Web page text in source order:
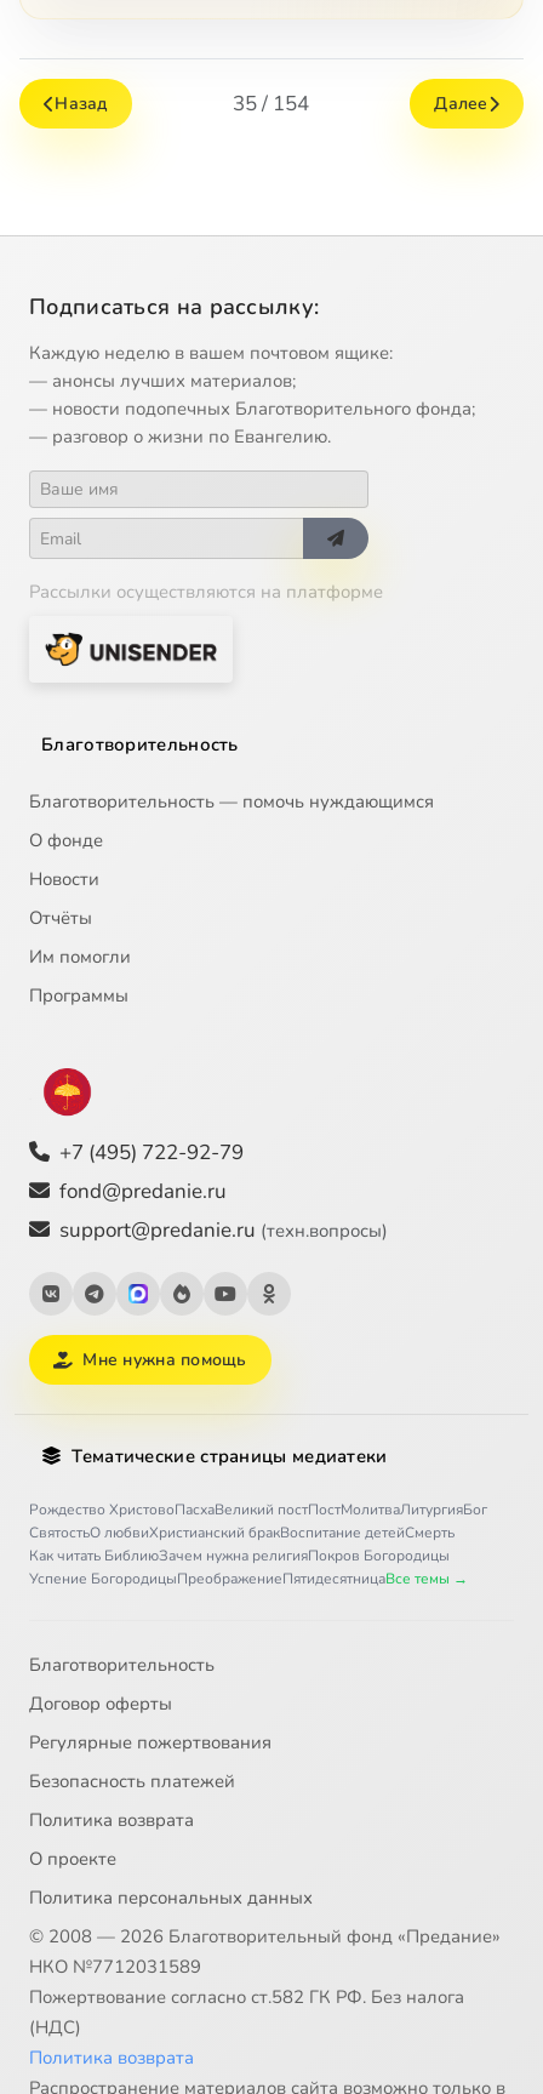
Назад 35 / 154 Далее
Подписаться на рассылку:
Каждую неделю в вашем почтовом ящике:
— анонсы лучших материалов;
— новости подопечных Благотворительного фонда;
— разговор о жизни по Евангелию.
Рассылки осуществляются на платформе
Благотворительность
Благотворительность — помочь нуждающимся
О фонде
Новости
Отчёты
Им помогли
Программы
+7 (495) 722-92-79
fond@predanie.ru
support@predanie.ru (техн.вопросы)
Мне нужна помощь
Тематические страницы медиатеки
Рождество ХристовоПасхаВеликий постПостМолитваЛитургияБог
СвятостьО любвиХристианский бракВоспитание детейСмерть
Как читать БиблиюЗачем нужна религияПокров Богородицы
Успение БогородицыПреображениеПятидесятницаВсе темы →
Благотворительность
Договор оферты
Регулярные пожертвования
Безопасность платежей
Политика возврата
О проекте
Политика персональных данных
© 2008 — 2026 Благотворительный фонд «Предание»
НКО №7712031589
Пожертвование согласно ст.582 ГК РФ. Без налога
(НДС)
Политика возврата
Распространение материалов сайта возможно только в